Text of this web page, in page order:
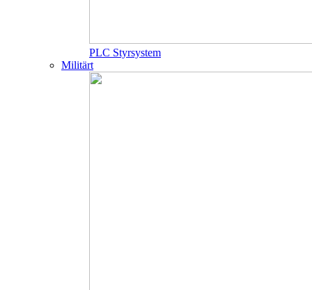
PLC Styrsystem
Militärt